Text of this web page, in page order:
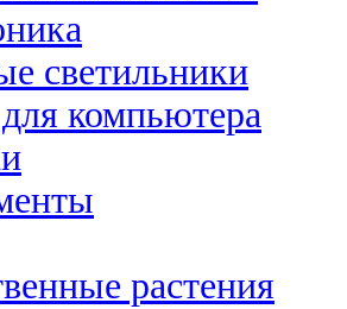
светильники
компьютера
растения